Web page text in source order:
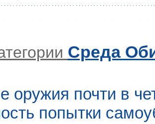
Среда
оружия почти в
попытки